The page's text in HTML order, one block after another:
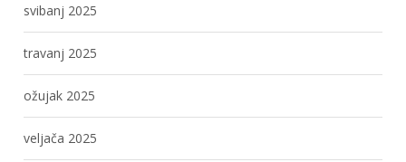
svibanj 2025
travanj 2025
ožujak 2025
veljača 2025